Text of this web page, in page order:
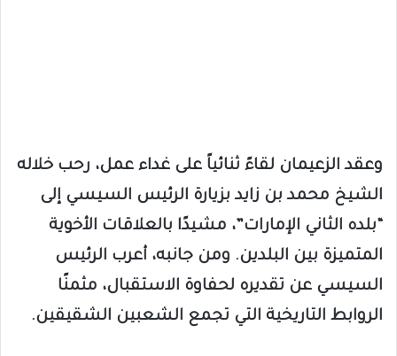
وعقد الزعيمان لقاءً ثنائياً على غداء عمل، رحب خلاله
الشيخ محمد بن زايد بزيارة الرئيس السيسي إلى
“بلده الثاني الإمارات”، مشيدًا بالعلاقات الأخوية
المتميزة بين البلدين. ومن جانبه، أعرب الرئيس
السيسي عن تقديره لحفاوة الاستقبال، مثمنًا
الروابط التاريخية التي تجمع الشعبين الشقيقين.